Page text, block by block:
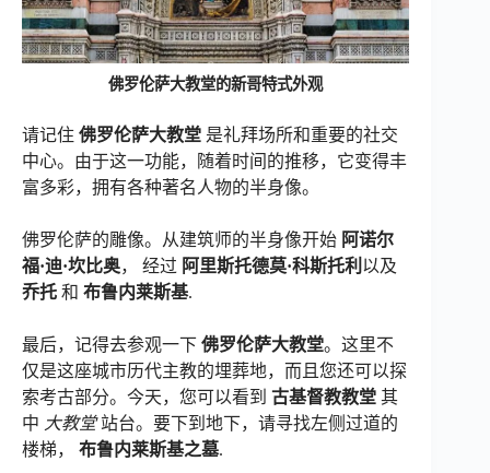
佛罗伦萨大教堂的新哥特式外观
请记住 佛罗伦萨大教堂 是礼拜场所和重要的社交
中心。由于这一功能，随着时间的推移，它变得丰
富多彩，拥有各种著名人物的半身像。
佛罗伦萨的雕像。从建筑师的半身像开始 阿诺尔
福·迪·坎比奥， 经过 阿里斯托德莫·科斯托利 以及
乔托 和 布鲁内莱斯基.
最后，记得去参观一下 佛罗伦萨大教堂。这里不
仅是这座城市历代主教的埋葬地，而且您还可以探
索考古部分。今天，您可以看到 古基督教教堂 其
中 大教堂站台。要下到地下，请寻找左侧过道的
楼梯， 布鲁内莱斯基之墓.